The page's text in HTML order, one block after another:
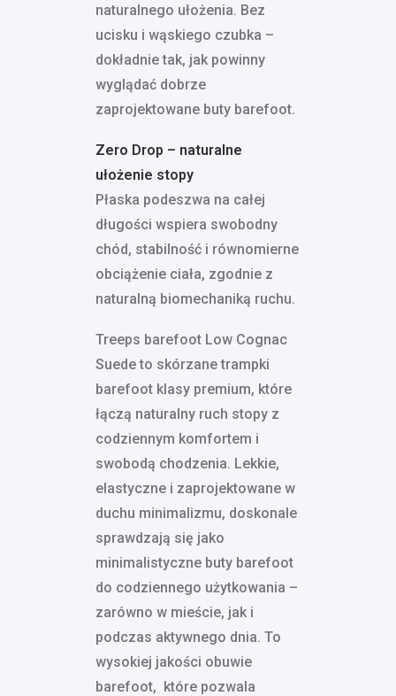
naturalnego ułożenia. Bez
ucisku i wąskiego czubka –
dokładnie tak, jak powinny
wyglądać dobrze
zaprojektowane buty barefoot.
Zero Drop – naturalne
ułożenie stopy
Płaska podeszwa na całej
długości wspiera swobodny
chód, stabilność i równomierne
obciążenie ciała, zgodnie z
naturalną biomechaniką ruchu.
Treeps barefoot Low Cognac
Suede to skórzane trampki
barefoot klasy premium, które
łączą naturalny ruch stopy z
codziennym komfortem i
swobodą chodzenia. Lekkie,
elastyczne i zaprojektowane w
duchu minimalizmu, doskonale
sprawdzają się jako
minimalistyczne buty barefoot
do codziennego użytkowania –
zarówno w mieście, jak i
podczas aktywnego dnia. To
wysokiej jakości obuwie
barefoot, które pozwala